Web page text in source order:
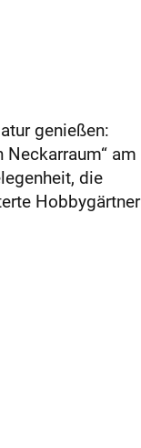
genießen:
am
die
Hobbygärtner